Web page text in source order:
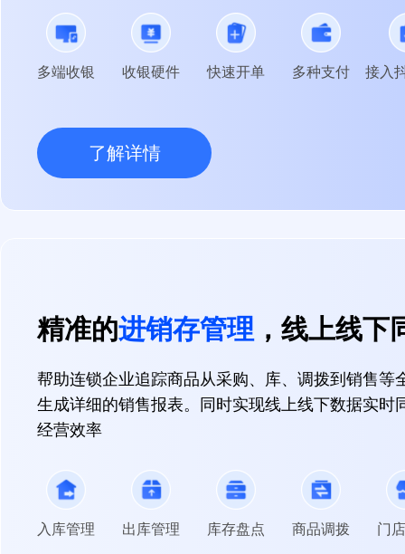
多端收银 收银硬件 快速开单 多种支付 接入
了解详情
精准的进销存管理 ，线上线下
帮助连锁企业追踪商品从采购、库、调拨到销售等
生成详细的销售报表。同时实现线上线下数据实时
经营效率
入库管理 出库管理 库存盘点 商品调拨 门